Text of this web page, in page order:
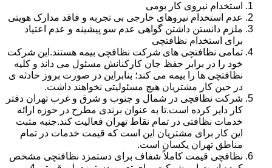
استخدام نیروی کار بومی
عدم استخدام نیروهای خارجی بی تجربه و فاقد مدارک هویتی
ملزم دانستن داشتن گواهی عدم سو پیشینه و عدم اعتیاد
برای استخدام نظافتچی
تمامی نظافتچی های شرکت نظافچی بیمه هستند.این شرکت
خود را در برابر حفظ جان کارکنانش مسئول می داند و کلیه
نظافتچی ها را بیمه می کند؛ بنابراین در صورت بروز حادثه ی
در حین کار مشتریان هیچ مسئولیتی نخواهند داشت.
شرکت نظافچی در شمال و جنوب و شرق و غرب تهران دفتر
کار دایر کرده است.تا به عنوان برندی مطرح در حوزه ارائه
خدمات نظافتی در تمام نقاط تهران فعالیت کند.جنبه مثبت
این کار برای مشتریان این است که قیمت خدمات در تمام
مناطق تهران یکسان است.
نظافچی قیمت کاملاً شفاف برای دستمزد نظافتچی مشخص